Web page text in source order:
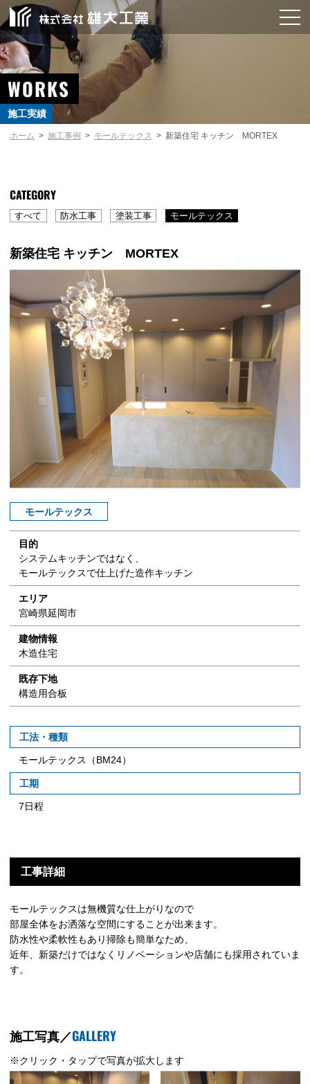
WORKS
施工実績
ホーム 施工事例 モールテックス 新築住宅 キッチン MORTEX
CATEGORY
すべて 防水工事 塗装工事 モールテックス
新築住宅 キッチン MORTEX
モールテックス
目的
システムキッチンではなく、
モールテックスで仕上げた造作キッチン
エリア
宮崎県延岡市
建物情報
木造住宅
既存下地
構造用合板
工法・種類
モールテックス（BM24）
工期
7日程
工事詳細
モールテックスは無機質な仕上がりなので
部屋全体をお洒落な空間にすることが出来ます。
防水性や柔軟性もあり掃除も簡単なため、
近年、新築だけではなくリノベーションや店舗にも採用されていま
す。
施工写真／GALLERY
※クリック・タップで写真が拡大します